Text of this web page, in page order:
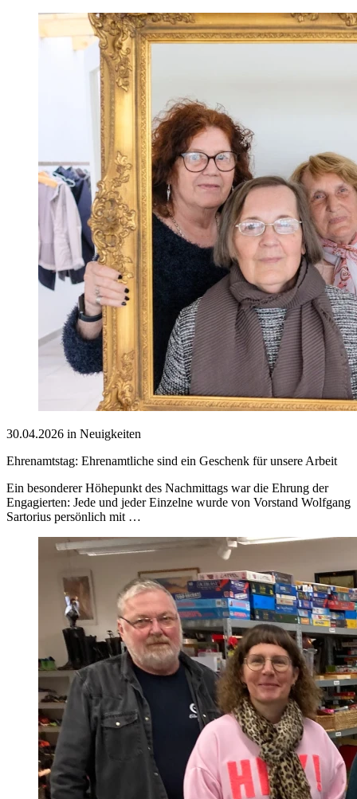
30.04.2026 in Neuigkeiten
Ehrenamtstag: Ehrenamtliche sind ein Geschenk für unsere Arbeit
Ein besonderer Höhepunkt des Nachmittags war die Ehrung der
Engagierten: Jede und jeder Einzelne wurde von Vorstand Wolfgang
Sartorius persönlich mit …